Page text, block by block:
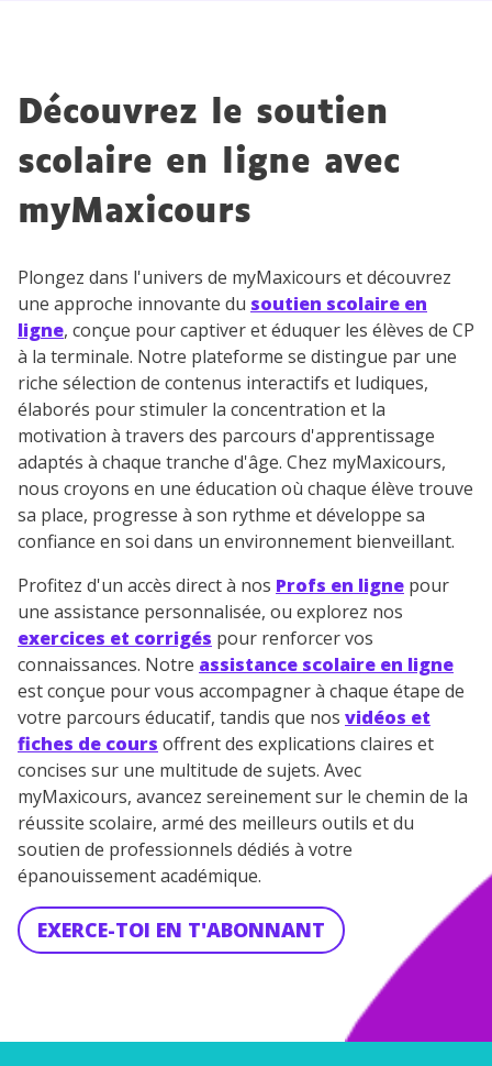
Découvrez le soutien
scolaire en ligne avec
myMaxicours
Plongez dans l'univers de myMaxicours et découvrez
une approche innovante du soutien scolaire en
ligne, conçue pour captiver et éduquer les élèves de CP
à la terminale. Notre plateforme se distingue par une
riche sélection de contenus interactifs et ludiques,
élaborés pour stimuler la concentration et la
motivation à travers des parcours d'apprentissage
adaptés à chaque tranche d'âge. Chez myMaxicours,
nous croyons en une éducation où chaque élève trouve
sa place, progresse à son rythme et développe sa
confiance en soi dans un environnement bienveillant.
Profitez d'un accès direct à nos Profs en ligne pour
une assistance personnalisée, ou explorez nos
exercices et corrigés pour renforcer vos
connaissances. Notre assistance scolaire en ligne
est conçue pour vous accompagner à chaque étape de
votre parcours éducatif, tandis que nos vidéos et
fiches de cours offrent des explications claires et
concises sur une multitude de sujets. Avec
myMaxicours, avancez sereinement sur le chemin de la
réussite scolaire, armé des meilleurs outils et du
soutien de professionnels dédiés à votre
épanouissement académique.
EXERCE-TOI EN T'ABONNANT
vidéo
* Votre code d'accès sera envoyé à cette adresse e-mail. En
renseignant votre e-mail, vous consentez à ce que vos
données à caractère personnel soient traitées par SEJER, sous
la marque myMaxicours, afin que SEJER puisse vous donner
accès au service de soutien scolaire pendant 24h. Pour en
savoir plus sur la gestion de vos données personnelles et
pour exercer vos droits, vous pouvez consulter
notre
charte.
J’accepte de recevoir les actualités et des
communications de la part de
myMaxicours.
Votre adresse e-mail sera exclusivement utilisée pour
vous envoyer notre newsletter. Vous pourrez vous
désinscrire à tout moment, à travers le lien de
désinscription présent dans chaque newsletter. Pour
en savoir plus sur la gestion de vos données
personnelles et pour exercer vos droits, vous pouvez
consulternotre charte.